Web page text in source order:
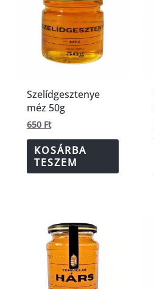
Szelídgesztenye
méz 50g
650 Ft
KOSÁRBA
TESZEM